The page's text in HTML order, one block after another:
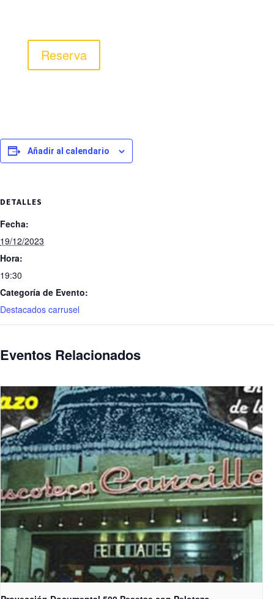
Reserva
Añadir al calendario
DETALLES
Fecha:
19/12/2023
Hora:
19:30
Categoría de Evento:
Destacados carrusel
Eventos Relacionados